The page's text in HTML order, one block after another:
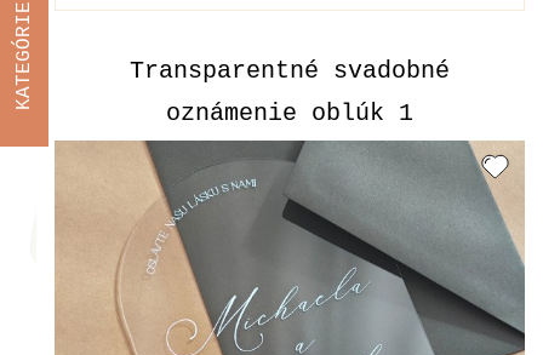
Transparentné svadobné
oznámenie oblúk 1
KATEGÓRIE